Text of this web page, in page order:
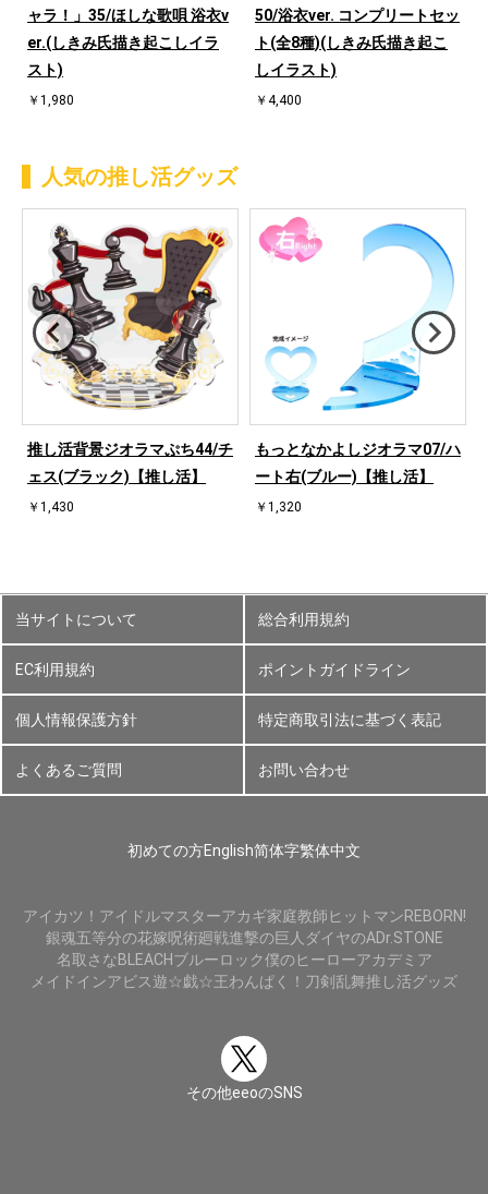
ャラ！」35/ほしな歌唄 浴衣v
er.(しきみ氏描き起こしイラ
スト)
￥1,980
50/浴衣ver. コンプリートセッ
ト(全8種)(しきみ氏描き起こ
しイラスト)
￥4,400
人気の推し活グッズ
推し活背景ジオラマぷち44/チ
ェス(ブラック)【推し活】
￥1,430
もっとなかよしジオラマ07/ハ
ート右(ブルー)【推し活】
￥1,320
当サイトについて 総合利用規約
EC利用規約 ポイントガイドライン
個人情報保護方針 特定商取引法に基づく表記
よくあるご質問 お問い合わせ
初めての方English简体字繁体中文
アイカツ！ アイドルマスターアカギ家庭教師ヒットマンREBORN!
銀魂五等分の花嫁呪術廻戦進撃の巨人 ダイヤのADr.STONE
名取さなBLEACHブルーロック僕のヒーローアカデミア
メイドインアビス遊☆戯☆王わんぱく！刀剣乱舞推し活グッズ
その他eeoのSNS